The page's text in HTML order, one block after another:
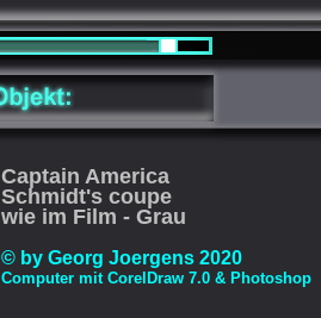
Captain America
Schmidt's coupe
wie im Film - Grau
© by Georg Joergens 2020
Computer mit CorelDraw 7.0 & Photoshop